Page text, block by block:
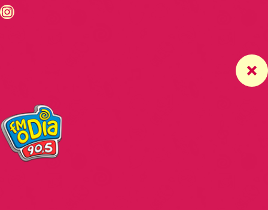
https://www.instagram.com/fmodia.cabofrio/